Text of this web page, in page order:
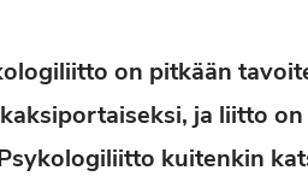
on pitkään
ja liitto
kuitenkin